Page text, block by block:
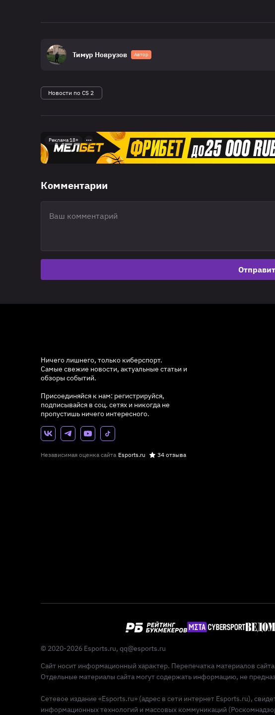
Тимур Новрузов Автор
Новости по CS 2
Реклама 18+
Комментарии
Ничего лишнего, только киберспорт.
Самые свежие новости, актуальные статьи и
обзоры событий.
Присоединяйся к нам: регистрируйся,
подписывайся в соц. сетях и никогда не
пропустишь ничего интересного.
Независимая оценка сайта Esports.ru 34 отзыва
© 2020-2026 Esports.ru, qq@esports.ru
Сайт носит информационный характер. Перепечатка материалов
Отдельные материалы сайта могут содержать информацию, не
Сетевое издание «Esports.ru» (адрес в сети интернет Esports.ru),
информационных технологий и массовых коммуникаций